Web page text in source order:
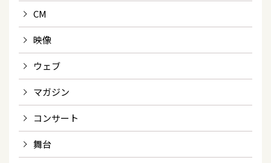
CM
映像
ウェブ
マガジン
コンサート
舞台